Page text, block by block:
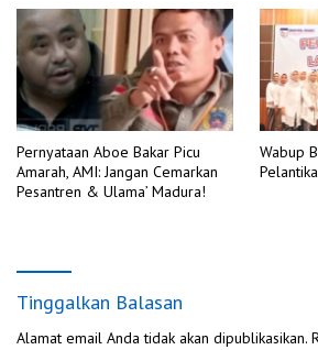
Pernyataan Aboe Bakar Picu
Amarah, AMI: Jangan Cemarkan
Pesantren & Ulama’ Madura!
Wabup
Tinggalkan Balasan
Alamat email Anda tidak akan dipublikasikan.